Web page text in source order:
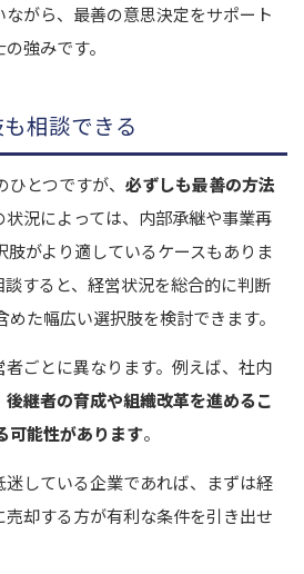
がら、最善の意思決定をサポート
強みです。
相談できる
とつですが、 必ずしも最善の方法
状況によっては、内部承継や事業再
がより適しているケースもありま
すると、経営状況を総合的に判断
た幅広い選択肢を検討できます。
ごとに異なります。例えば、社内
後継者の育成や組織改革を進めるこ
可能性があります。
迷している企業であれば、まずは経
却する方が有利な条件を引き出せ